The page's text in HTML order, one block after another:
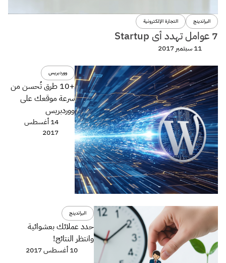
البراندينج التجارة الإلكترونية
7 عوامل تهدد أى Startup
11 سبتمبر 2017
ووردبريس
+10 طرق تُحسن من
سرعة موقعك على
ووردبريس
14 أغسطس
2017
البراندينج
حدد عملائك بعشوائية
وانتظر النتائج!
10 أغسطس 2017